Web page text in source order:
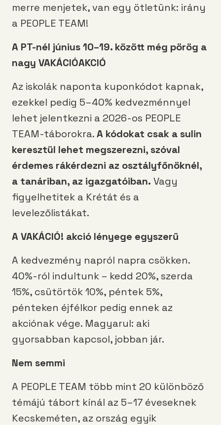
merre menjetek, van egy ötletünk: irány
a PEOPLE TEAM!
A PT-nél június 10–19. között még pörög a
nagy VAKÁCIÓAKCIÓ
Az iskolák naponta kuponkódot kapnak,
ezekkel pedig 5–40% kedvezménnyel
lehet jelentkezni a 2026-os PEOPLE
TEAM-táborokra.A kódokat csak a sulin
keresztül lehet megszerezni, szóval
érdemes rákérdezni az osztályfőnöknél,
a tanáriban, az igazgatóiban. Vagy
figyelhetitek a Krétát és a
levelezőlistákat.
A VAKÁCIÓ! akció lényege egyszerű
A kedvezmény napról napra csökken.
40%-ról indultunk – kedd 20%, szerda
15%, csütörtök 10%, péntek 5%,
pénteken éjfélkor pedig ennek az
akciónak vége. Magyarul: aki
gyorsabban kapcsol, jobban jár.
Nem semmi
A PEOPLE TEAM több mint 20 különböző
témájú tábort kínál az 5–17 éveseknek
Kecskeméten, az ország egyik